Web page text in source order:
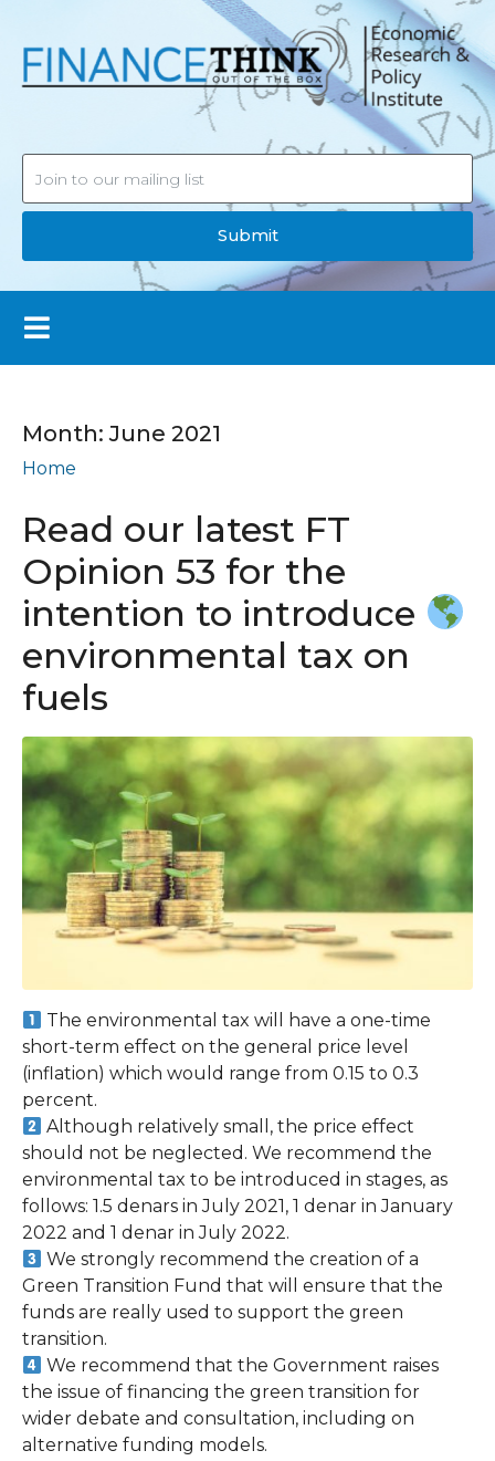
Submit
Month:June 2021
Home
Read our latest FT
Opinion 53 for the
intention to introduce
environmental tax on
fuels
The environmental tax will have a one-time
short-term effect on the general price level
(inflation) which would range from 0.15 to 0.3
percent.
Although relatively small, the price effect
should not be neglected. We recommend the
environmental tax to be introduced in stages, as
follows: 1.5 denars in July 2021, 1 denar in January
2022 and 1 denar in July 2022.
We strongly recommend the creation of a
Green Transition Fund that will ensure that the
funds are really used to support the green
transition.
We recommend that the Government raises
the issue of financing the green transition for
wider debate and consultation, including on
alternative funding models.